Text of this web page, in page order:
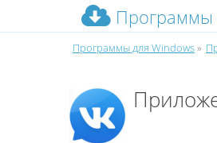
Программы
Программы для Windows»